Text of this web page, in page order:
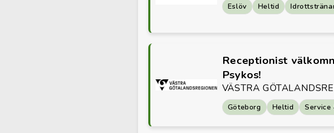
Eslöv Heltid
Receptionist
Psykos!
VÄSTRA
Göteborg Heltid Service